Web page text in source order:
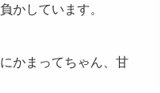
かしています。
かまってちゃん、甘